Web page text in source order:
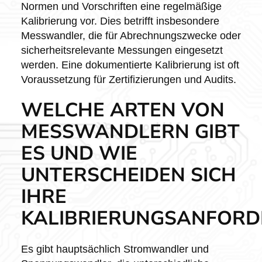
Normen und Vorschriften eine regelmäßige
Kalibrierung vor. Dies betrifft insbesondere
Messwandler, die für Abrechnungszwecke oder
sicherheitsrelevante Messungen eingesetzt
werden. Eine dokumentierte Kalibrierung ist oft
Voraussetzung für Zertifizierungen und Audits.
WELCHE ARTEN VON
MESSWANDLERN GIBT
ES UND WIE
UNTERSCHEIDEN SICH
IHRE
Es gibt hauptsächlich Stromwandler und